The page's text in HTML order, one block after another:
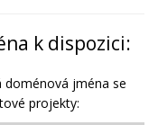
k dispozici:
doménová jména se
projekty: